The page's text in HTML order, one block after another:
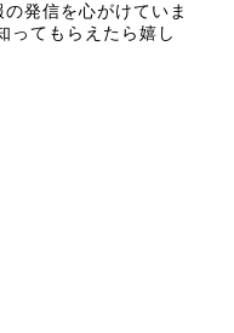
発信を心がけていま
ってもらえたら嬉し